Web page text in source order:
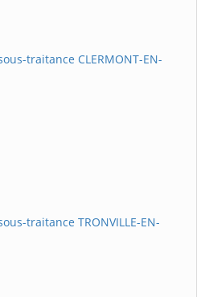
traitance CLERMONT-EN-
traitance TRONVILLE-EN-